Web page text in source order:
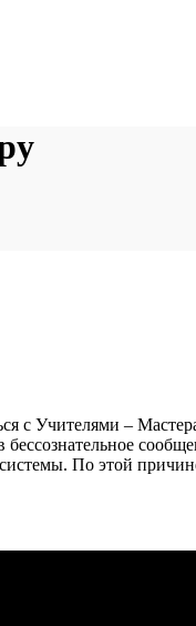
с Учителями –
По этой